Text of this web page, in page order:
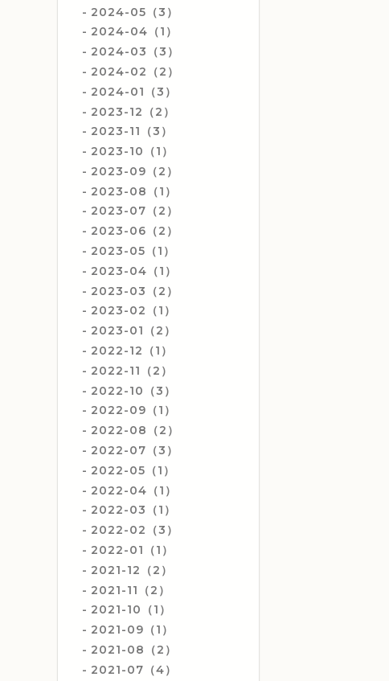
2024-05（3）
2024-04（1）
2024-03（3）
2024-02（2）
2024-01（3）
2023-12（2）
2023-11（3）
2023-10（1）
2023-09（2）
2023-08（1）
2023-07（2）
2023-06（2）
2023-05（1）
2023-04（1）
2023-03（2）
2023-02（1）
2023-01（2）
2022-12（1）
2022-11（2）
2022-10（3）
2022-09（1）
2022-08（2）
2022-07（3）
2022-05（1）
2022-04（1）
2022-03（1）
2022-02（3）
2022-01（1）
2021-12（2）
2021-11（2）
2021-10（1）
2021-09（1）
2021-08（2）
2021-07（4）